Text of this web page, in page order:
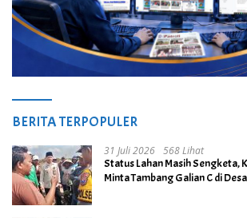
BERITA TERPOPULER
31 Juli 2026 568 Lihat
Status Lahan Masih Sengketa,
Minta Tambang Galian C di